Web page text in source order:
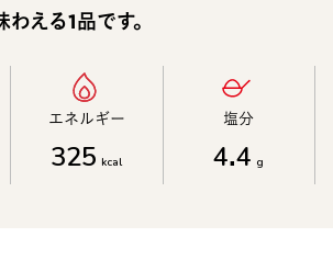
える1品です。
エネルギー​
325 kcal
塩分​
4.4 g